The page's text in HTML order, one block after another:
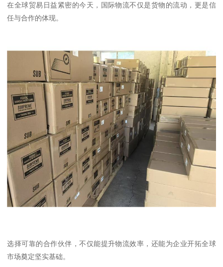
在全球贸易日益紧密的今天，国际物流不仅是货物的流动，更是信
任与合作的体现。
选择可靠的合作伙伴，不仅能提升物流效率，还能为企业开拓全球
市场奠定坚实基础。